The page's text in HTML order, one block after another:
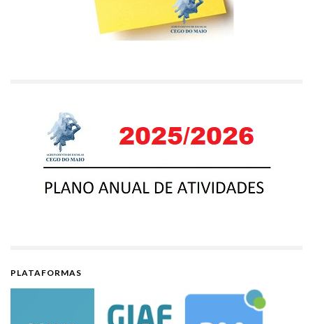
PLATAFORMAS